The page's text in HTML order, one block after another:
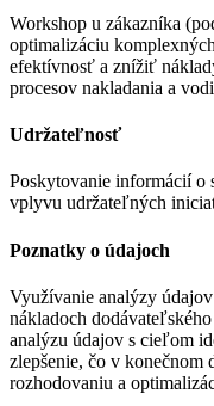
Workshop u zákazníka
optimalizáciu
efektívnosť a znížiť
procesov nakladania a
Udržateľnosť
Poskytovanie informácií o
vplyvu udržateľných
Poznatky o údajoch
Využívanie analýzy
nákladoch
analýzu údajov s cieľom
zlepšenie, čo v konečnom
rozhodovaniu a